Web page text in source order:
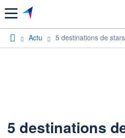
Menu
Actu 5 destinations de stars
5 destinations